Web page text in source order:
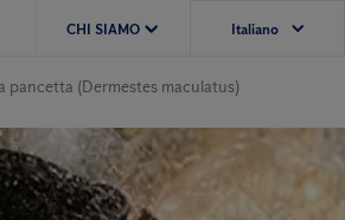
CHI SIAMO
pancetta (Dermestes maculatus)